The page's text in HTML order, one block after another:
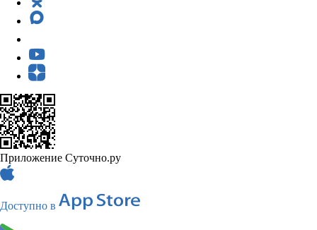
Приложение Суточно.ру
Доступно в